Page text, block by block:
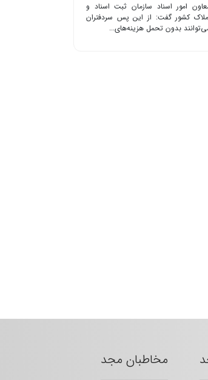
امور اسناد سازمان ثبت اسناد و
کشور گفت: از این پس سردفتران
بدون تحمل هزینه‌های...
مخاطبان مجد